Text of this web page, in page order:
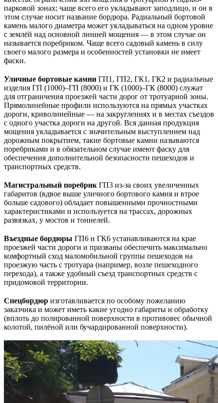
парковой зонах; чаще всего его укладывают заподлицо, и он в
этом случае носит название бордюра. Радиальный бортовой
камень малого диаметра может укладываться на одном уровне
с землёй над основной линией мощения — в этом случае он
называется поребриком. Чаще всего садовый камень в силу
своего малого размера и особенностей установки не имеет
фаски.
Уличные бортовые камни ГП1, ГП2, ГК1, ГК2 и радиальные
изделия ГП (1000)–ГП (8000) и ГК (1000)–ГК (8000) служат
для отграничения проезжей части дорог от тротуарной зоны.
Прямолинейные профили используются на прямых участках
дороги, криволинейные — на закруглениях и в местах съездов
с одного участка дороги на другой. Вся данная продукция
мощения укладывается с значительным выступлением над
дорожным покрытием, такие бортовые камни называются
поребриками и в обязательном случае имеют фаску для
обеспечения дополнительной безопасности пешеходов и
транспортных средств.
Магистральный поребрик ГП3 из-за своих увеличенных
габаритов (вдвое выше уличного бортового камня и втрое
больше садового) обладает повышенными прочностными
характеристиками и используется на трассах, дорожных
развязках, у мостов и тоннелей.
Въездные бордюры ГП6 и ГК6 устанавливаются на крае
проезжей части дороги и призваны обеспечить максимально
комфортный сход маломобильной группы пешеходов на
проезжую часть с тротуара (например, возле пешеходного
перехода), а также удобный съезд транспортных средств с
придомовой территории.
Спецбордюр изготавливается по особому пожеланию
заказчика и может иметь какие угодно габариты и обработку
(вплоть до полированной поверхности в противовес обычной
колотой, пилёной или бучардированной поверхности).